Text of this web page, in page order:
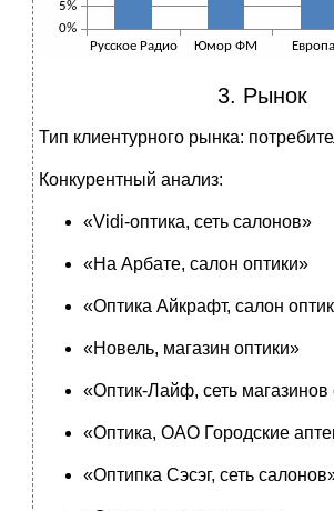
3. Рынок
Тип клиентурного рынка:
Конкурентный анализ:
«Vidi-оптика, сеть салонов»
«На Арбате, салон оптики»
«Оптика Айкрафт, салон
«Новель, магазин оптики»
«Оптик-Лайф, сеть магазинов
«Оптика, ОАО Городские
«Оптипка Сэсэг, сеть